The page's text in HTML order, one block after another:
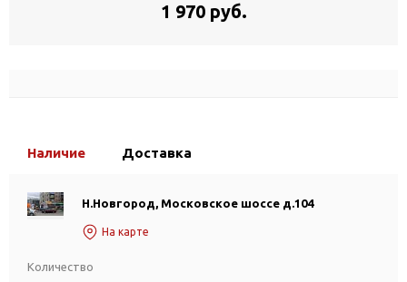
1 970 руб.
Наличие Доставка
Н.Новгород, Московское шоссе д.104
На карте
Количество